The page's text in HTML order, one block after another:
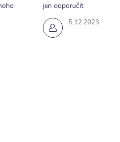
5.12.2023
jen doporučit